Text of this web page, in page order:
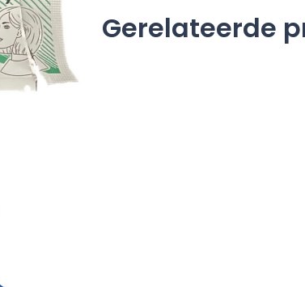
Kit
Gerelateerde